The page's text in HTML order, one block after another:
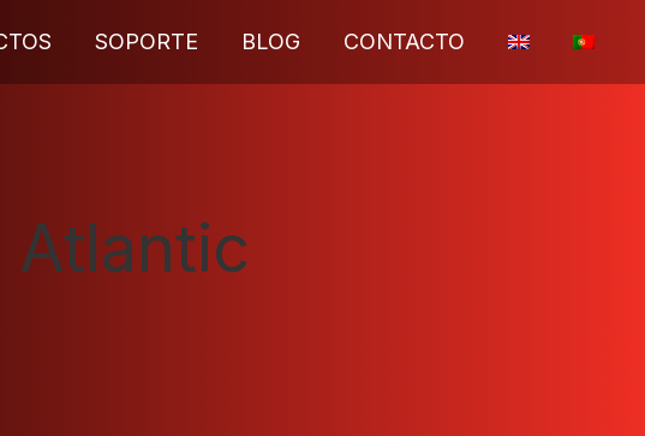
SOPORTE BLOG CONTACTO
Atlantic